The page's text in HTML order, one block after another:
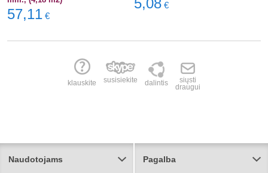
57,11 €
5,08 €
klauskite susisiekite dalintis
siųsti
draugui
Naudotojams Pagalba